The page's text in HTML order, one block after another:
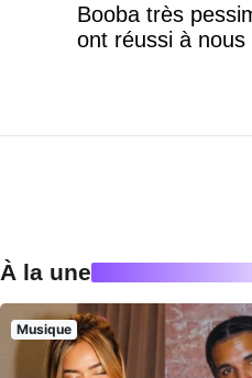
Booba très
ont réussi à nous
À la une
Musique